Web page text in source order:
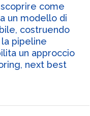
come
un modello di
costruendo
pipeline
un approccio
next best